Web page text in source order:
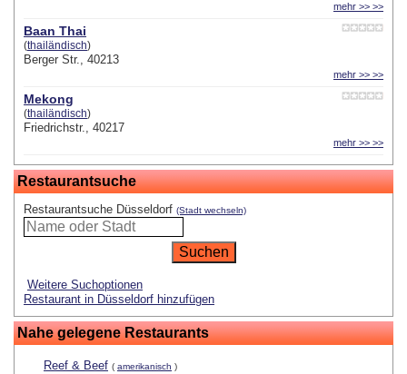
mehr >> >>
Baan Thai
(thailändisch)
Berger Str., 40213
mehr >> >>
Mekong
(thailändisch)
Friedrichstr., 40217
mehr >> >>
Restaurantsuche
Restaurantsuche Düsseldorf (Stadt wechseln)
Weitere Suchoptionen
Restaurant in Düsseldorf hinzufügen
Nahe gelegene Restaurants
Reef & Beef ( amerikanisch )